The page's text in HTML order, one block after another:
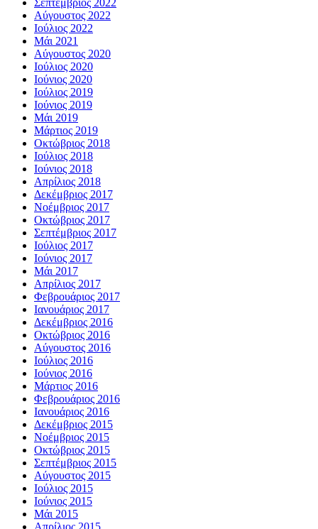
Σεπτέμβριος 2022
Αύγουστος 2022
Ιούλιος 2022
Μάι 2021
Αύγουστος 2020
Ιούλιος 2020
Ιούνιος 2020
Ιούλιος 2019
Ιούνιος 2019
Μάι 2019
Μάρτιος 2019
Οκτώβριος 2018
Ιούλιος 2018
Ιούνιος 2018
Απρίλιος 2018
Δεκέμβριος 2017
Νοέμβριος 2017
Οκτώβριος 2017
Σεπτέμβριος 2017
Ιούλιος 2017
Ιούνιος 2017
Μάι 2017
Απρίλιος 2017
Φεβρουάριος 2017
Ιανουάριος 2017
Δεκέμβριος 2016
Οκτώβριος 2016
Αύγουστος 2016
Ιούλιος 2016
Ιούνιος 2016
Μάρτιος 2016
Φεβρουάριος 2016
Ιανουάριος 2016
Δεκέμβριος 2015
Νοέμβριος 2015
Οκτώβριος 2015
Σεπτέμβριος 2015
Αύγουστος 2015
Ιούλιος 2015
Ιούνιος 2015
Μάι 2015